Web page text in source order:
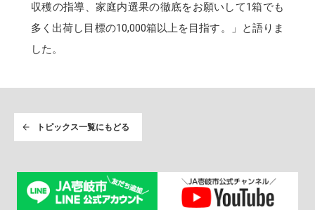
収穫の指導、家庭内選果の徹底をお願いして1箱でも
多く出荷し目標の10,000箱以上を目指す。」と語りま
した。
トピックス一覧にもどる